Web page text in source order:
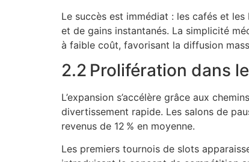
Le succès est immédiat : les cafés et
et de gains instantanés. La simplicité
à faible coût, favorisant la diffusion
2.2 Prolifération dans
L’expansion s’accélère grâce aux
divertissement rapide. Les salons de
revenus de 12 % en moyenne.
Les premiers tournois de slots